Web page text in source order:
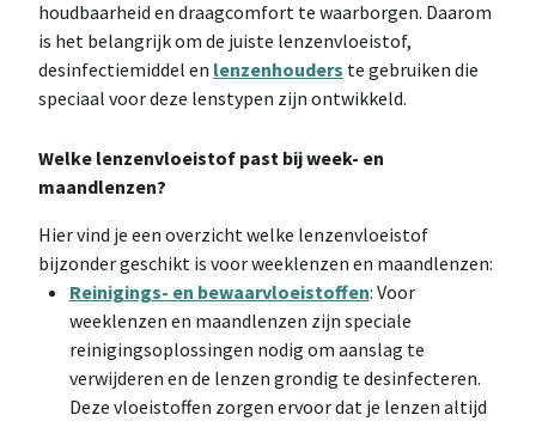
houdbaarheid en draagcomfort te waarborgen. Daarom
is het belangrijk om de juiste lenzenvloeistof,
desinfectiemiddel en lenzenhouders te gebruiken die
speciaal voor deze lenstypen zijn ontwikkeld.
Welke lenzenvloeistof past bij week- en
maandlenzen?
Hier vind je een overzicht welke lenzenvloeistof
bijzonder geschikt is voor weeklenzen en maandlenzen:
Reinigings- en bewaarvloeistoffen: Voor
weeklenzen en maandlenzen zijn speciale
reinigingsoplossingen nodig om aanslag te
verwijderen en de lenzen grondig te desinfecteren.
Deze vloeistoffen zorgen ervoor dat je lenzen altijd